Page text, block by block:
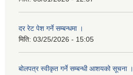
दर रेट पेश गर्ने सम्बन्धमा ।
मिति: 03/25/2026 - 15:05
बोलपत्र स्वीकृत गर्ने सम्बन्धी आशयको सूचना ।